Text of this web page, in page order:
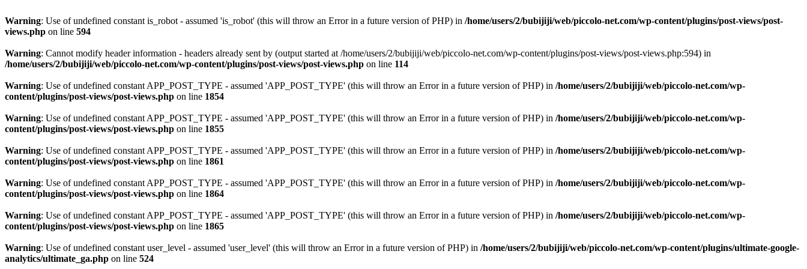
Warning: Use of undefined constant is_robot - assumed 'is_robot' (this will throw an Error in a future version of PHP) in /home/users/2/bubijiji/web/piccolo-net.com/wp-content/plugins/post-views/post-
views.php on line 594
Warning: Cannot modify header information - headers already sent by (output started at /home/users/2/bubijiji/web/piccolo-net.com/wp-content/plugins/post-views/post-views.php:594) in
/home/users/2/bubijiji/web/piccolo-net.com/wp-content/plugins/post-views/post-views.php on line 114
Warning: Use of undefined constant APP_POST_TYPE - assumed 'APP_POST_TYPE' (this will throw an Error in a future version of PHP) in /home/users/2/bubijiji/web/piccolo-net.com/wp-
content/plugins/post-views/post-views.php on line 1854
Warning: Use of undefined constant APP_POST_TYPE - assumed 'APP_POST_TYPE' (this will throw an Error in a future version of PHP) in /home/users/2/bubijiji/web/piccolo-net.com/wp-
content/plugins/post-views/post-views.php on line 1855
Warning: Use of undefined constant APP_POST_TYPE - assumed 'APP_POST_TYPE' (this will throw an Error in a future version of PHP) in /home/users/2/bubijiji/web/piccolo-net.com/wp-
content/plugins/post-views/post-views.php on line 1861
Warning: Use of undefined constant APP_POST_TYPE - assumed 'APP_POST_TYPE' (this will throw an Error in a future version of PHP) in /home/users/2/bubijiji/web/piccolo-net.com/wp-
content/plugins/post-views/post-views.php on line 1864
Warning: Use of undefined constant APP_POST_TYPE - assumed 'APP_POST_TYPE' (this will throw an Error in a future version of PHP) in /home/users/2/bubijiji/web/piccolo-net.com/wp-
content/plugins/post-views/post-views.php on line 1865
Warning: Use of undefined constant user_level - assumed 'user_level' (this will throw an Error in a future version of PHP) in /home/users/2/bubijiji/web/piccolo-net.com/wp-content/plugins/ultimate-google-
analytics/ultimate_ga.php on line 524